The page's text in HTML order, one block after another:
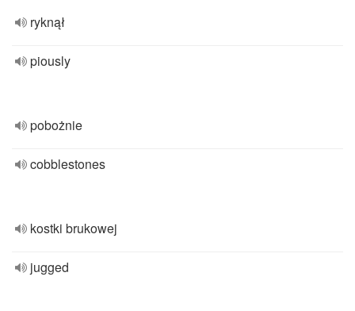
ryknął
piously
pobożnie
cobblestones
kostki brukowej
jugged